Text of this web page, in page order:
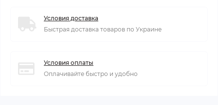
Условия доставка
Быстрая доставка товаров по Украине
Условия оплаты
Оплачивайте быстро и удобно